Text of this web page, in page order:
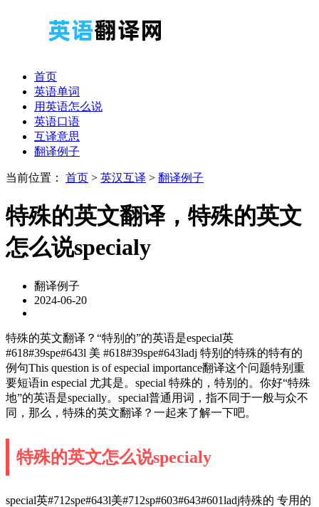
首页
英语单词
用英语怎么说
英语口语
互译意思
翻译例子
当前位置： 首页 > 英汉互译 > 翻译例子
特殊的英文翻译，特殊的英文
怎么说specialy
翻译例子
2024-06-20
特殊的英文翻译？“特别的”的英语是especial英
#618#39spe#643l 美 #618#39spe#643ladj 特别的特殊的特有的
例句This question is of especial importance翻译这个问题特别重
要短语in especial 尤其是。special 特殊的，特别的。你好“特殊
地”的英语是specially。special普通用词，指不同于一般与众不
同，那么，特殊的英文翻译？一起来了解一下吧。
特殊的英文怎么说specialy
special英#712spe#643l美#712sp#603#643#601ladj特殊的 专用的